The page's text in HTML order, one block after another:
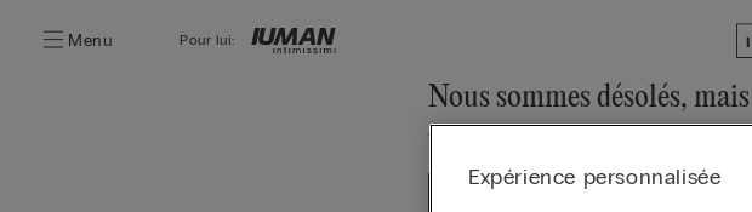
Menu Pour lui:
Nous sommes désolés,
Vous pouvez toujours explorer notre
Expérience personnalisée